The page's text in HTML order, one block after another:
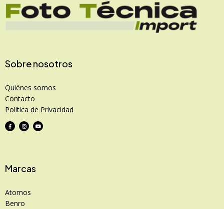
Sobre nosotros
Quiénes somos
Contacto
Política de Privacidad
Marcas
Atomos
Benro